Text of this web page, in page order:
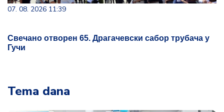
07. 08. 2026 11:39
Свечано отворен 65. Драгачевски сабор трубача у
Гучи
Tema dana